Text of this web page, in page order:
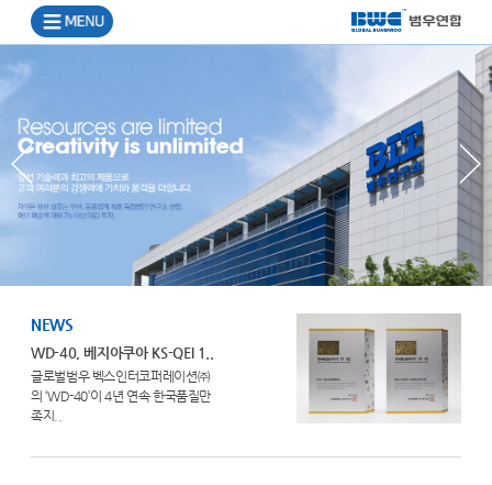
NEWS
WD-40, 베지아쿠아 KS-QEI 1..
글로벌범우 벡스인터코퍼레이션㈜
의 ‘WD-40’이 4년 연속 한국품질만
족지..